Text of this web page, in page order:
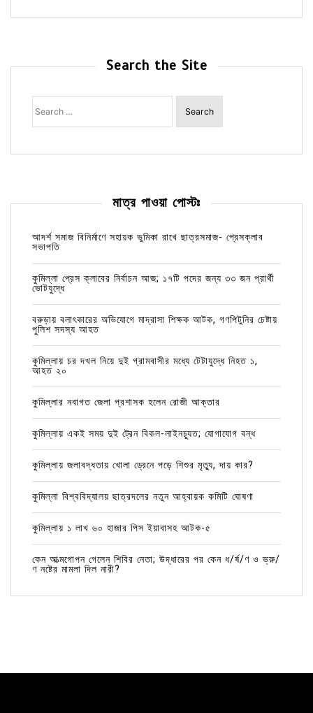
Search the Site
Search
for:
মাত্র পাওয়া পোস্টঃ
আদর্শ সমাজ বিনির্মাণে সহায়ক ভুমিকা রাখে ছাত্রসমাজ- প্রেসক্লাব
সভাপতি
কুমিল্লা প্রেস ক্লাবের নির্বাচন আজ; ১৭টি পদের জন্য ৩৩ জন প্রার্থী
ভোটযুদ্ধে
বরুড়ায় বলাৎকারের অভিযোগে মাদ্রাসা শিক্ষক আটক, গণপিটুনির চেষ্টায়
পুলিশ সদস্য আহত
কুমিল্লায় চর দখল নিয়ে দুই গ্রামবাসীর মধ্যে টেটাযুদ্ধে নিহত ১,
আহত ২০
কুমিল্লার নবাগত জেলা প্রশাসক হলেন রোজী আক্তার
কুমিল্লায় একই সময় দুই ট্রেন বিকল-লাইনচ্যুত; যোগাযোগ বন্ধ
কুমিল্লায় জলাবদ্ধতায় খোলা ড্রেনে পড়ে শিশুর মৃত্যু, দায় কার?
কুমিল্লা বিশ্ববিদ্যালয় ছাত্রদলের নতুন আহ্বায়ক কমিটি ঘোষণা
কুমিল্লায় ১ লাখ ৬০ হাজার পিস ইয়াবাসহ আটক-৫
কেন আত্মগোপন গেলেন শিবির নেতা; উদ্ধারের পর কেন ধ/র্ষ/ণ ও ভ্রু/
ণ নষ্টের মামলা দিল নারী?